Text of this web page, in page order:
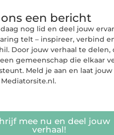
een bericht
nog lid en deel jouw
telt – inspireer, verbind
Door jouw verhaal te delen,
gemeenschap die elkaar
Meld je aan en laat
mee nu en deel jouw
verhaal!